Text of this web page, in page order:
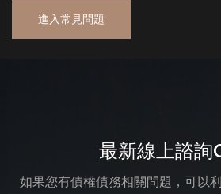
進入常見問題
最新線上諮詢
如果您有債權債務相關問題，可以